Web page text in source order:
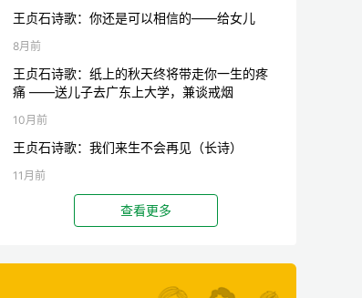
王贞石诗歌：你还是可以相信的——给女儿
8月前
王贞石诗歌：纸上的秋天终将带走你一生的疼
痛 ——送儿子去广东上大学，兼谈戒烟
10月前
王贞石诗歌：我们来生不会再见（长诗）
11月前
查看更多